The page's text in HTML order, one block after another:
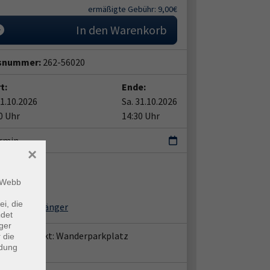
ermäßigte Gebühr: 9,00€
In den Warenkorb
262-56020
Uhr
Ende:
Sa. 31.10.2026
14:30 Uhr
Waesch
Rothgänger
Treffpunkt: Wanderparkplatz
die
die
×